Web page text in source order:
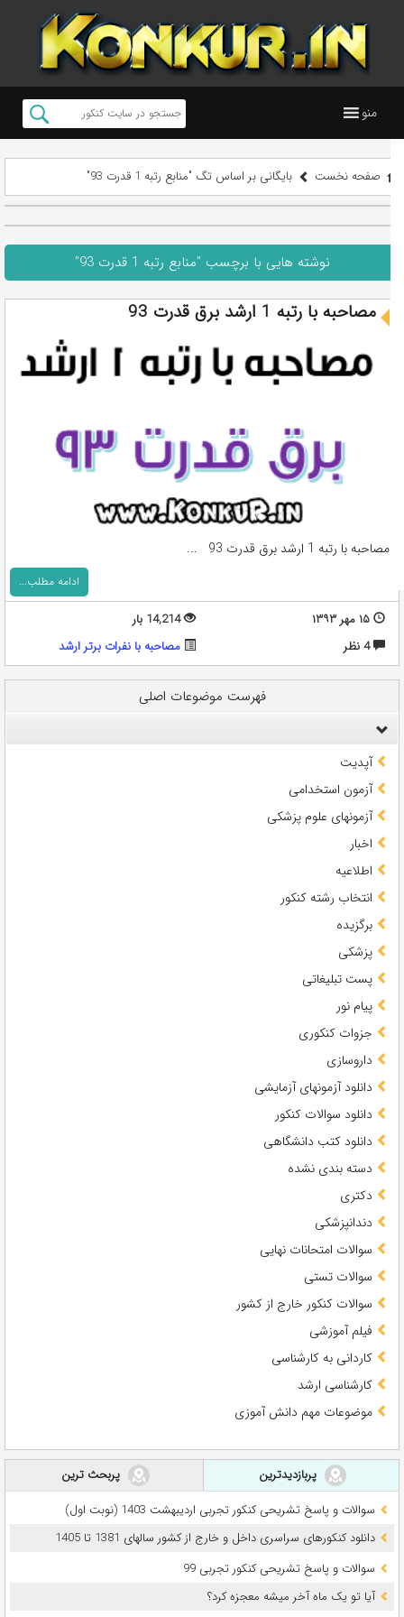
منو
صفحه نخست بایگانی بر اساس تگ "منابع رتبه 1 قدرت 93"
نوشته هایی با برچسب "منابع رتبه 1 قدرت 93"
مصاحبه با رتبه 1 ارشد برق قدرت 93
مصاحبه با رتبه 1 ارشد برق قدرت 93 ...
ادامه مطلب...
۱۵ مهر ۱۳۹۳
14,214 بار
4 نظر
مصاحبه با نفرات برتر ارشد
فهرست موضوعات اصلی
آپدیت
آزمون استخدامی
آزمونهای علوم پزشکی
اخبار
اطلاعیه
انتخاب رشته کنکور
برگزیده
پزشکی
پست تبلیغاتی
پیام نور
جزوات کنکوری
داروسازی
دانلود آزمونهای آزمایشی
دانلود سوالات کنکور
دانلود کتب دانشگاهی
دسته بندی نشده
دکتری
دندانپزشکی
سوالات امتحانات نهایی
سوالات تستی
سوالات کنکور خارج از کشور
فیلم آموزشی
کاردانی به کارشناسی
کارشناسی ارشد
موضوعات مهم دانش آموزی
پربازدیدترین
پربحث ترین
سوالات و پاسخ تشریحی کنکور تجربی اردیبهشت 1403 (نوبت اول)
دانلود کنکورهای سراسری داخل و خارج از کشور سالهای 1381 تا 1405
سوالات و پاسخ تشریحی کنکور تجربی 99
آیا تو یک ماه آخر میشه معجزه کرد؟